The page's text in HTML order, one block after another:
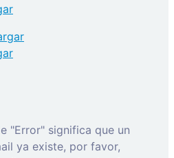
"Error" significa que un
ya existe, por favor,